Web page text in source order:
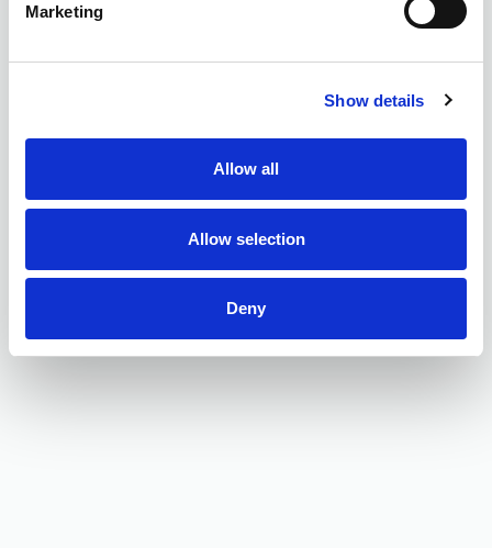
Marketing
Show details
Allow all
Allow selection
Deny